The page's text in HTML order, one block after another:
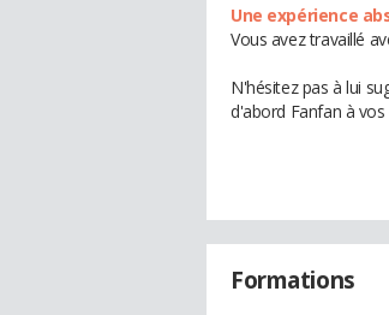
Une expérience
Vous avez travaillé
N'hésitez pas à lui
d'abord Fanfan à
Formations